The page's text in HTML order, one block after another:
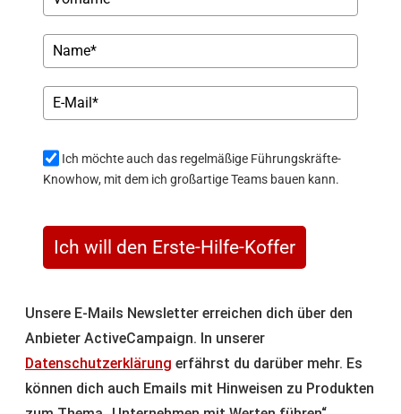
Ich möchte auch das regelmäßige Führungskräfte-
Knowhow, mit dem ich großartige Teams bauen kann.
Ich will den Erste-Hilfe-Koffer
Unsere E-Mails Newsletter erreichen dich über den
Anbieter ActiveCampaign. In unserer
Datenschutzerklärung erfährst du darüber mehr. Es
können dich auch Emails mit Hinweisen zu Produkten